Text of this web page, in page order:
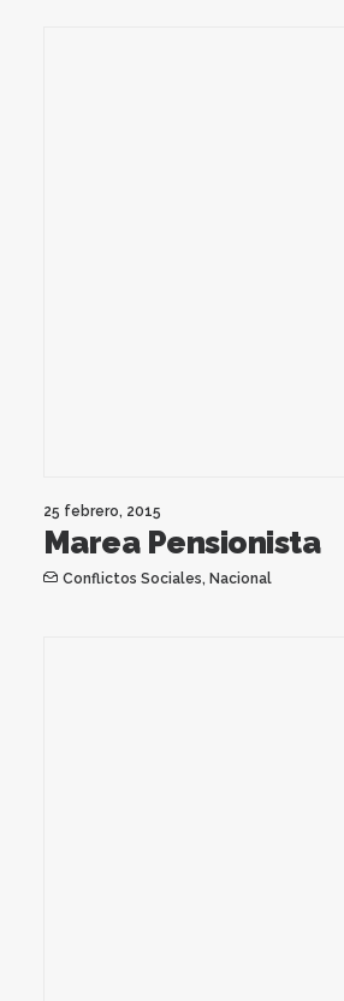
25 febrero, 2015
Marea Pensionista
Conflictos Sociales, Nacional